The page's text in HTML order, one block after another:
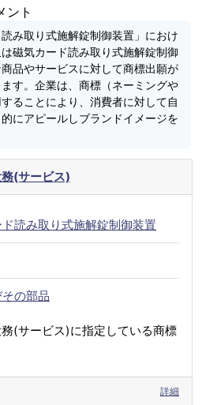
ント
み取り式施解錠制御装置」におけ
磁気カード読み取り式施解錠制御
品やサービスに対して商標出願が
す。企業は、商標（ネーミングや
ることにより、消費者に対して自
にアピールしブランドイメージを
(サービス)
読み取り式施解錠制御装置
の部品
(サービス)に指定している商標
詳細